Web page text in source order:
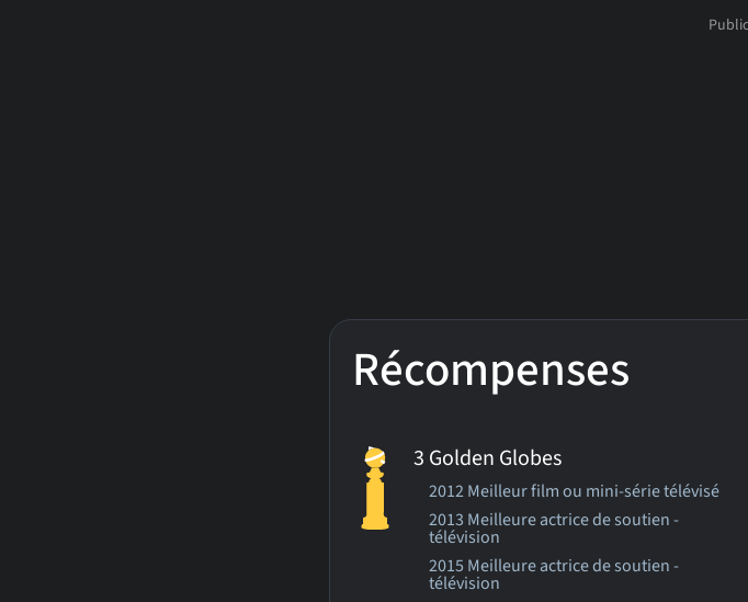
Récompenses
3 Golden Globes
2012 Meilleur film ou mini-série télévisé
2013 Meilleure actrice de soutien -
télévision
2015 Meilleure actrice de soutien -
télévision